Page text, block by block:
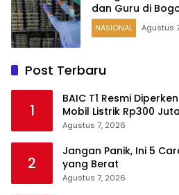
dan Guru di
NASIONAL Agustus
Post Terbaru
1
BAIC T1 Resmi
Mobil Listrik Rp300
Pasar EV
Agustus 7, 2026
2
Jangan Panik, Ini 5
yang Berat
Agustus 7, 2026